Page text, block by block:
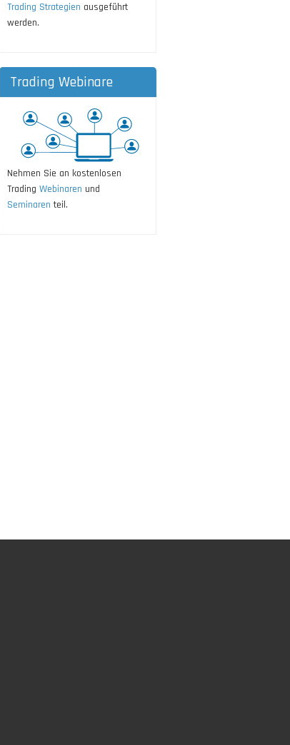
Trading Strategien ausgeführt
werden.
Trading Webinare
Nehmen Sie an kostenlosen
Trading Webinaren und
Seminaren teil.